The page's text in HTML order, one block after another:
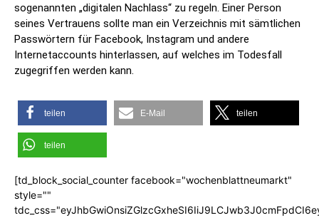
sogenannten „digitalen Nachlass“ zu regeln. Einer Person
seines Vertrauens sollte man ein Verzeichnis mit sämtlichen
Passwörtern für Facebook, Instagram und andere
Internetaccounts hinterlassen, auf welches im Todesfall
zugegriffen werden kann.
teilen E-Mail teilen
teilen
[td_block_social_counter facebook="wochenblattneumarkt"
style=""